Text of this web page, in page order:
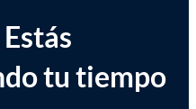
tu tiempo